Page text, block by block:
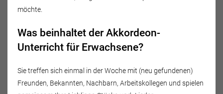
möchte.
Was beinhaltet der Akkordeon-
Unterricht für Erwachsene?
Sie treffen sich einmal in der Woche mit (neu gefundenen)
Freunden, Bekannten, Nachbarn, Arbeitskollegen und spielen